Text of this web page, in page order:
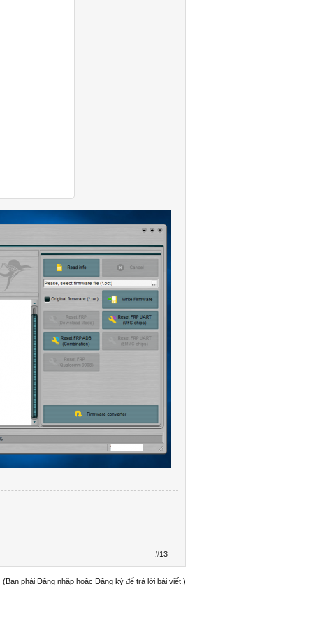
#13
(Bạn phải Đăng nhập hoặc Đăng ký để trả lời bài viết.)